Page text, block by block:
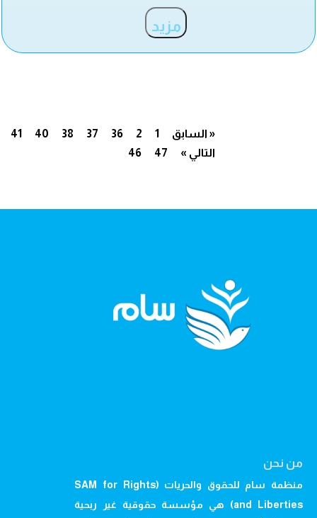
مزيد
« السابق 1
2
36
37
38
40
41
46
47 التالي »
من نحن
منظمة سام للحقوق والحريات (SAM for Rights
and Liberties) هي مؤسسة حقوقية غير ربحية